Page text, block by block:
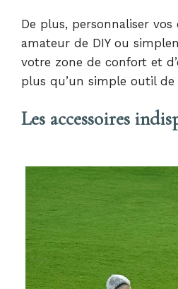
De plus, personnaliser
amateur de DIY ou
votre zone de confort et
plus qu’un simple outil
Les accessoires